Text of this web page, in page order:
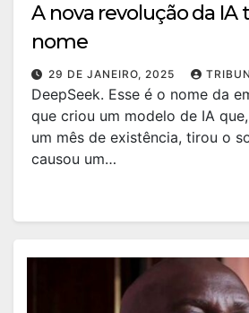
A nova revolução da
nome
29 DE JANEIRO, 2025
DeepSeek. Esse é o nome da
que criou um modelo de IA
um mês de existência, tirou o
causou um…